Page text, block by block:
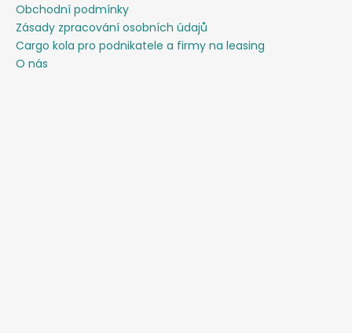
Obchodní podmínky
Zásady zpracování osobních údajů
Cargo kola pro podnikatele a firmy na leasing
O nás